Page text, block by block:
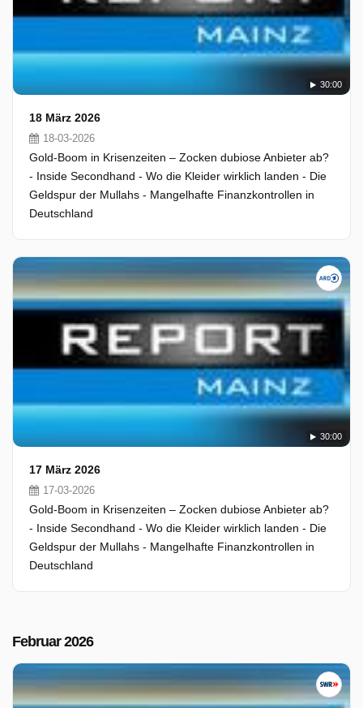
30:00
18 März 2026
18-03-2026
Gold-Boom in Krisenzeiten – Zocken dubiose Anbieter ab?
- Inside Secondhand - Wo die Kleider wirklich landen - Die
Geldspur der Mullahs - Mangelhafte Finanzkontrollen in
Deutschland
30:00
17 März 2026
17-03-2026
Gold-Boom in Krisenzeiten – Zocken dubiose Anbieter ab?
- Inside Secondhand - Wo die Kleider wirklich landen - Die
Geldspur der Mullahs - Mangelhafte Finanzkontrollen in
Deutschland
Februar 2026